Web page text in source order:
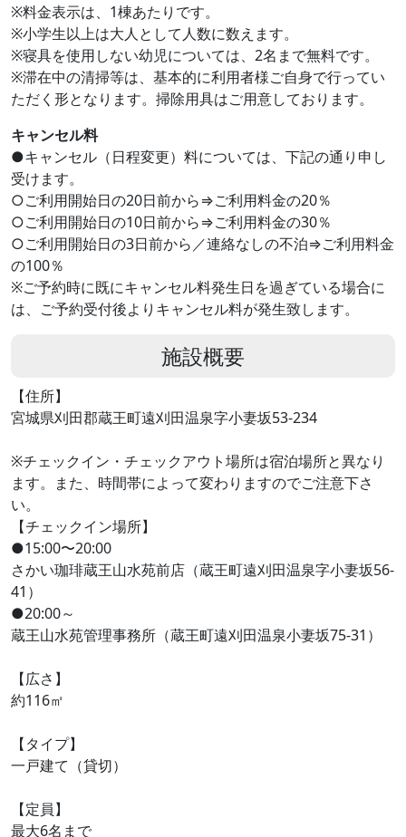
※料金表示は、1棟あたりです。
※小学生以上は大人として人数に数えます。
※寝具を使用しない幼児については、2名まで無料です。
※滞在中の清掃等は、基本的に利用者様ご自身で行ってい
ただく形となります。掃除用具はご用意しております。
キャンセル料
●キャンセル（日程変更）料については、下記の通り申し
受けます。
○ご利用開始日の20日前から⇒ご利用料金の20％
○ご利用開始日の10日前から⇒ご利用料金の30％
○ご利用開始日の3日前から／連絡なしの不泊⇒ご利用料金
の100％
※ご予約時に既にキャンセル料発生日を過ぎている場合に
は、ご予約受付後よりキャンセル料が発生致します。
施設概要
【住所】
宮城県刈田郡蔵王町遠刈田温泉字小妻坂53-234
※チェックイン・チェックアウト場所は宿泊場所と異なり
ます。また、時間帯によって変わりますのでご注意下さ
い。
【チェックイン場所】
●15:00〜20:00
さかい珈琲蔵王山水苑前店（蔵王町遠刈田温泉字小妻坂56-
41）
●20:00～
蔵王山水苑管理事務所（蔵王町遠刈田温泉小妻坂75-31）
【広さ】
約116㎡
【タイプ】
一戸建て（貸切）
【定員】
最大6名まで